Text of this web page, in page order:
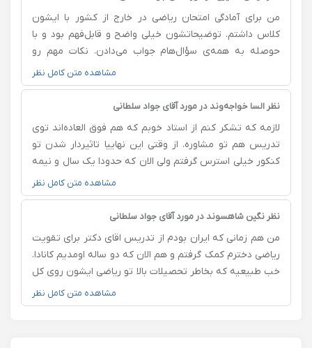
ضعف‌هام مخصوصاً در تابع، حد و مشتق برطرف بشه. دوره
رسم سریع نمودار هم فوق‌العاده بود و باعث شد خیلی از
سوال‌هایی که قبلاً وقت‌گیر بودن، سریع‌تر و راحت‌تر حل کنم.
ممنون بابت زحماتتون و آموزش متفاوتی که ارائه می‌دید 🙏
من برای آمادگی امتحان ریاضی در خارج از کشور با ایشون
کلاس داشتم. توضیحاتشون خیلی واضح و قابل‌فهم بود و با
حوصله به همه‌ی سؤال‌هام جواب می‌دادن. نکات مهم رو
دقیق مرور می‌کردیم و تا وقتی مطمئن نمی‌شدن مطلب رو
کاملاً یاد گرفتم، ادامه می‌دادن. کلاس‌هاشون واقعاً کمکم کرد
که اعتماد‌به‌نفس بیشتری برای امتحان پیدا کنم.
مشاهده متن کامل نظر
نظر السا خواجه‌وند در مورد آقای جواد سلطانی
لازمه که تشکر کنم از استاد خوبم که هم فوق العاده‌اند توی
تدریس هم تو مشاوره. از وقتی این نهاییا تاثیردار شدن تو
کنکور خیلی استرس گرفتم ولی الان که حدودا یک سال و نیمه
طبق برنامه‌ریزی استاد و مشاور ایشون جلو میرم خیلی انگیزم
و نظمم زیاد شده. توی تدریس دروس تخصصی‌م که مفهومی
گفتنشون یادگیریم رو متحول کرد. تدریس‌تون عالی،
زحمات شما و خونواده رو جبران میکنم. آمین
مشاهده متن کامل نظر
نظر نگین شاهسوند در مورد آقای جواد سلطانی
من هم زمانی که ایران بودم از تدریس اقای دکتر برای تقویت
ریاضی دخترم کمک گرفتم و هم الان که دو ساله اومدیم کانادا.
خب طبیعیه که بخاطر تحصیلات بالا تو ریاضی ایشون روی کل
مباحث ریاضی و کامپیوتر چه دبیرستانی و چه دانشگاهی
مسلط باشند. در کنار این نکات به نظرم چیزی که تدریس
مشاهده متن کامل نظر